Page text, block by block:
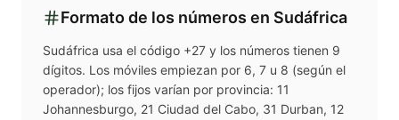
Formato de los números en Sudáfrica
Sudáfrica usa el código +27 y los números tienen 9
dígitos. Los móviles empiezan por 6, 7 u 8 (según el
operador); los fijos varían por provincia: 11
Johannesburgo, 21 Ciudad del Cabo, 31 Durban, 12